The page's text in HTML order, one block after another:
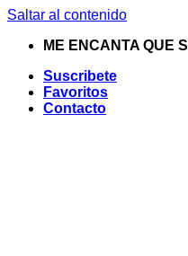
Saltar al contenido
ME ENCANTA QUE
Suscribete
Favoritos
Contacto